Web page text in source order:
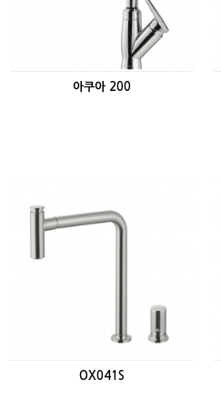
아쿠아 200
OX041S